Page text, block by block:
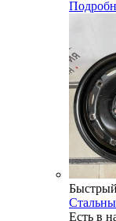
Есть в